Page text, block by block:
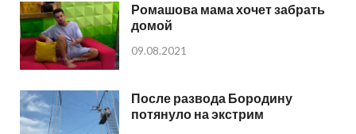
Ромашова мама хочет забрать
домой
09.08.2021
После развода Бородину
потянуло на экстрим